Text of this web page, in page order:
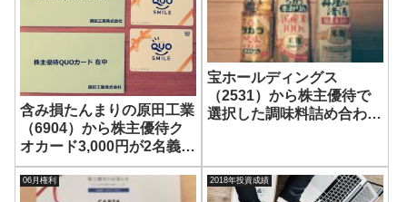
含み損たんまりの原田工業
（6904）から株主優待ク
オカード3,000円が2名義分
届きました！
宝ホールディングス
（2531）から株主優待で
選択した調味料詰め合わせ
06月権利 2018年投資成績